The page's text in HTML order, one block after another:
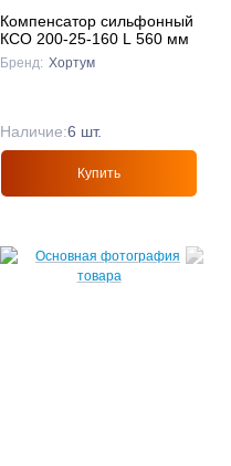
Компенсатор сильфонный
КСО 200-25-160 L 560 мм
Бренд: Хортум
Наличие:6 шт.
Купить